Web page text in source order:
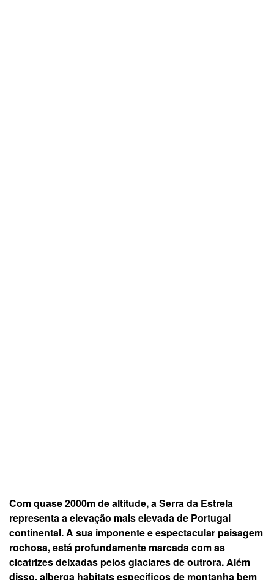
Com quase 2000m de altitude, a Serra da Estrela
representa a elevação mais elevada de Portugal
continental. A sua imponente e espectacular paisagem
rochosa, está profundamente marcada com as
cicatrizes deixadas pelos glaciares de outrora. Além
disso, alberga habitats específicos de montanha bem